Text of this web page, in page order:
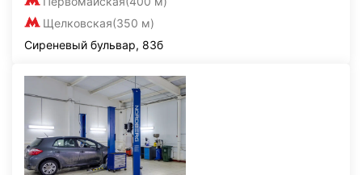
Щелковская(350 м)
Сиреневый бульвар, 83б